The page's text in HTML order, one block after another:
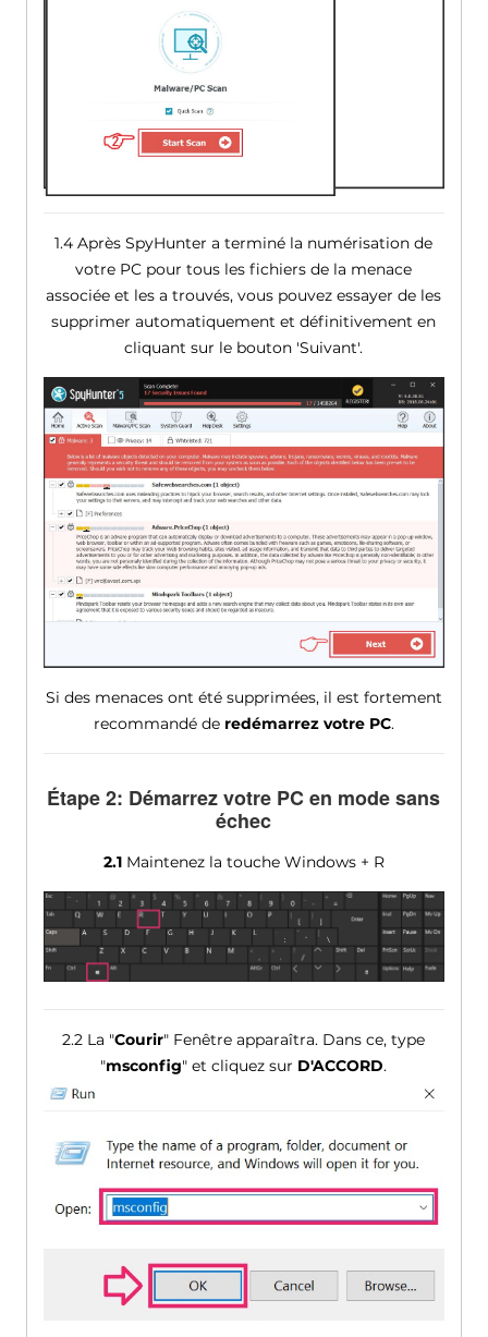
1.4 Après SpyHunter a terminé la numérisation de
votre PC pour tous les fichiers de la menace
associée et les a trouvés, vous pouvez essayer de les
supprimer automatiquement et définitivement en
cliquant sur le bouton 'Suivant'.
Si des menaces ont été supprimées, il est fortement
recommandé de redémarrez votre PC.
Étape 2: Démarrez votre PC en mode sans
échec
2.1Maintenez la touche Windows + R
2.2 La "Courir" Fenêtre apparaîtra. Dans ce, type
"msconfig" et cliquez sur D'ACCORD.